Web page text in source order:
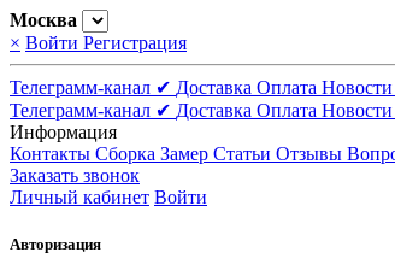
Москва
× Войти Регистрация
Телеграмм-канал ✔ Доставка Оплата Новости
Телеграмм-канал ✔ Доставка Оплата Новости
Информация
Контакты Сборка Замер Статьи Отзывы
Заказать звонок
Личный кабинет Войти
Авторизация